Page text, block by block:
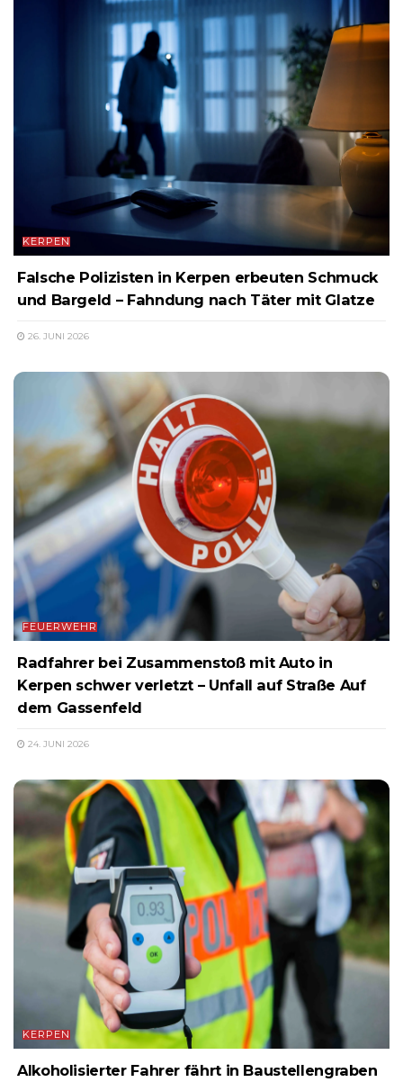
KERPEN
Falsche Polizisten in Kerpen erbeuten Schmuck
und Bargeld – Fahndung nach Täter mit Glatze
26. JUNI 2026
FEUERWEHR
Radfahrer bei Zusammenstoß mit Auto in
Kerpen schwer verletzt – Unfall auf Straße Auf
dem Gassenfeld
24. JUNI 2026
KERPEN
Alkoholisierter Fahrer fährt in Baustellengraben